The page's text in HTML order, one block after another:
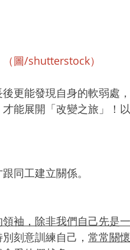
圖/shutterstock）
更能發現自身的軟弱處
能展開「改變之旅」！
同工建立關係。
袖，除非我們自己先是
刻意訓練自己， 常常關